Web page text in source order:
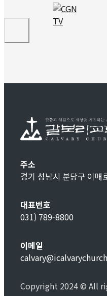
주소
경기 성남시 분당구 이매
대표번호
031) 789-8800
이메일
Copyright 2024 © All